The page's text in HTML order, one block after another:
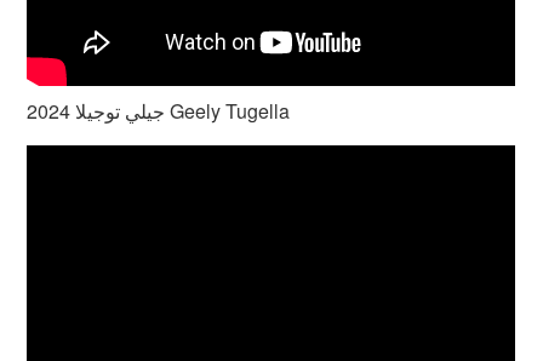
جيلي توجيلا 2024 Geely Tugella